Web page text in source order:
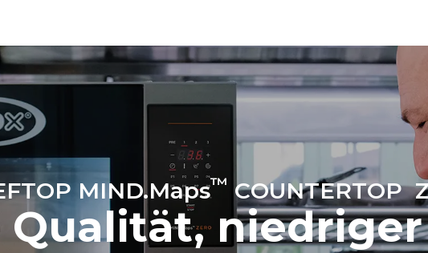
Energiemischung des Netzes ab, an
angeschlossen ist. Letztere können
eliminiert werden, indem man sich
entscheidet, Energie aus
MIND.Maps™ COUNTERTOP
Qualität, niedriger